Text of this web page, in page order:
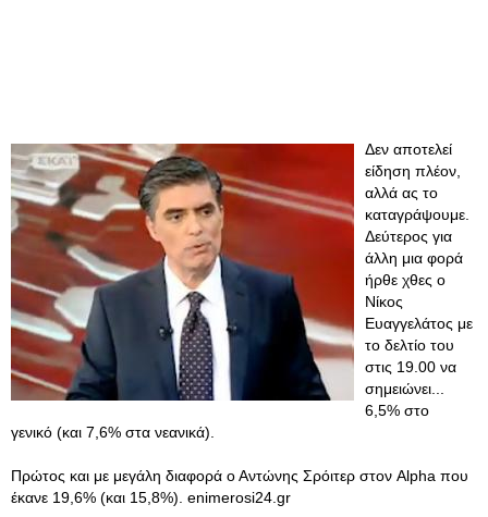
Δεν αποτελεί
είδηση πλέον,
αλλά ας το
καταγράψουμε.
Δεύτερος για
άλλη μια φορά
ήρθε χθες ο
Νίκος
Ευαγγελάτος με
το δελτίο του
στις 19.00 να
σημειώνει...
6,5% στο
γενικό (και 7,6% στα νεανικά).
Πρώτος και με μεγάλη διαφορά ο Αντώνης Σρόιτερ στον Alpha που
έκανε 19,6% (και 15,8%). enimerosi24.gr